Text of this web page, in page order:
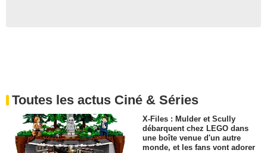
Toutes les actus Ciné & Séries
X-Files : Mulder et Scully
débarquent chez LEGO dans
une boîte venue d'un autre
monde, et les fans vont adorer